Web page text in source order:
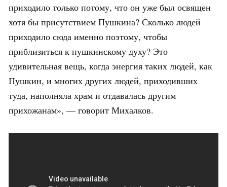
приходило только потому, что он уже был освящен
хотя бы присутствием Пушкина? Сколько людей
приходило сюда именно поэтому, чтобы
приблизиться к пушкинскому духу? Это
удивительная вещь, когда энергия таких людей, как
Пушкин, и многих других людей, приходивших
туда, наполняла храм и отдавалась другим
прихожанам», — говорит Михалков.